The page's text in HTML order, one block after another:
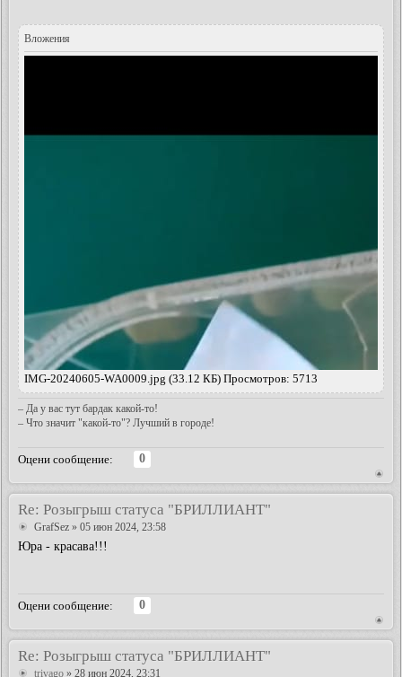
Вложения
IMG-20240605-WA0009.jpg (33.12 КБ) Просмотров: 5713
– Да у вас тут бардак какой-то!
– Что значит "какой-то"? Лучший в городе!
Оцени сообщение:
0
Re: Розыгрыш статуса "БРИЛЛИАНТ"
GrafSez » 05 июн 2024, 23:58
Юра - красава!!!
Оцени сообщение:
0
Re: Розыгрыш статуса "БРИЛЛИАНТ"
trivago » 28 июн 2024, 23:31